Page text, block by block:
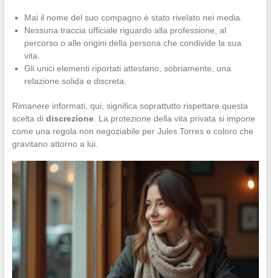
Mai il nome del suo compagno è stato rivelato nei media.
Nessuna traccia ufficiale riguardo alla professione, al
percorso o alle origini della persona che condivide la sua
vita.
Gli unici elementi riportati attestano, sobriamente, una
relazione solida e discreta.
Rimanere informati, qui, significa soprattutto rispettare questa
scelta di discrezione. La protezione della vita privata si impone
come una regola non negoziabile per Jules Torres e coloro che
gravitano attorno a lui.